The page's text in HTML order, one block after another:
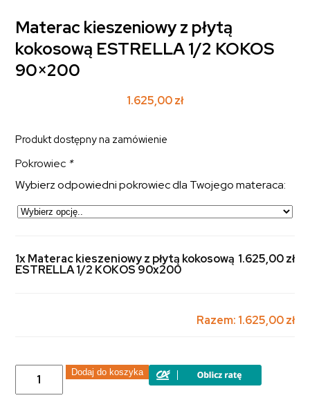
Materac kieszeniowy z płytą
kokosową ESTRELLA 1/2 KOKOS
90×200
1.625,00zł
Produkt dostępny na zamówienie
Pokrowiec *
Wybierz odpowiedni pokrowiec dla Twojego materaca:
1x Materac kieszeniowy z płytą kokosową
ESTRELLA 1/2 KOKOS 90x200
1.625,00 zł
Razem: 1.625,00 zł
ilość
Materac
kieszeniowy
Dodaj do koszyka